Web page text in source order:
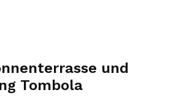
und
Tombola